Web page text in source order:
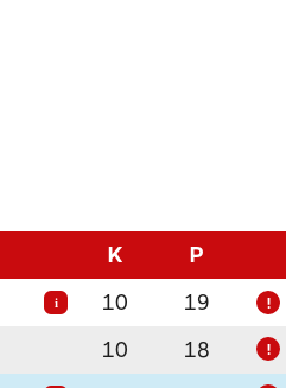
K P
i 10 19 !
10 18 !